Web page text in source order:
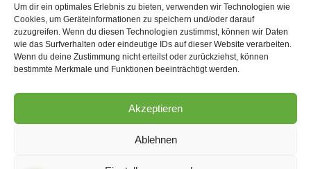
Um dir ein optimales Erlebnis zu bieten, verwenden wir Technologien wie
Cookies, um Geräteinformationen zu speichern und/oder darauf
zuzugreifen. Wenn du diesen Technologien zustimmst, können wir Daten
wie das Surfverhalten oder eindeutige IDs auf dieser Website verarbeiten.
Wenn du deine Zustimmung nicht erteilst oder zurückziehst, können
bestimmte Merkmale und Funktionen beeinträchtigt werden.
Akzeptieren
Ablehnen
www.hotel-heideparadies.de
www.ferienparadies-muehlenbach.de
Impressum Datenschutz | AGB